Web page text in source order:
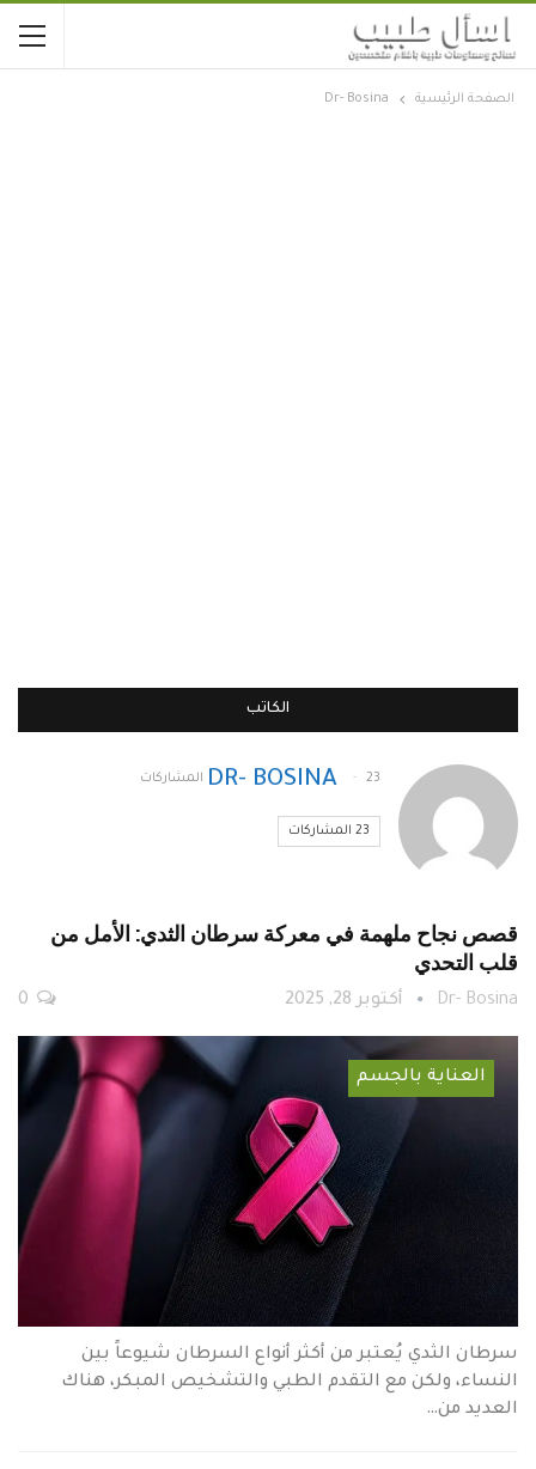
الصفحة الرئيسية Dr- Bosina
الكاتب
DR- BOSINA 23 المشاركات
23 المشاركات
قصص نجاح ملهمة في معركة سرطان الثدي: الأمل من
قلب التحدي
Dr- Bosina أكتوبر 28, 2025
العناية بالجسم
سرطان الثدي يُعتبر من أكثر أنواع السرطان شيوعاً بين
النساء، ولكن مع التقدم الطبي والتشخيص المبكر، هناك
العديد من…